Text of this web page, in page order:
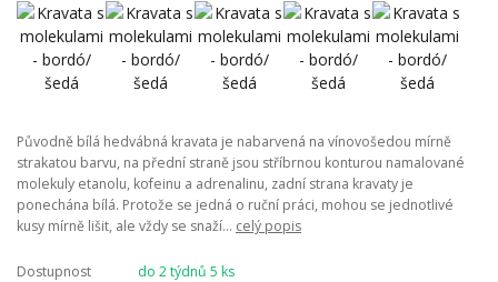
Původně bílá hedvábná kravata je nabarvená na vínovošedou mírně
strakatou barvu, na přední straně jsou stříbrnou konturou namalované
molekuly etanolu, kofeinu a adrenalinu, zadní strana kravaty je
ponechána bílá. Protože se jedná o ruční práci, mohou se jednotlivé
kusy mírně lišit, ale vždy se snaží... celý popis
Dostupnost do 2 týdnů 5 ks